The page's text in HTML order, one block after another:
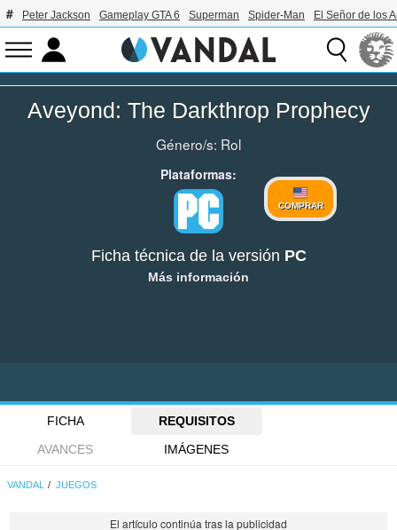
Peter Jackson Gameplay GTA 6 Superman Spider-Man El Señor de los
Aveyond: The Darkthrop Prophecy
Género/s: Rol
Plataformas:
COMPRAR
Ficha técnica de la versión PC
Más información
FICHA
REQUISITOS
AVANCES
IMÁGENES
VANDAL JUEGOS